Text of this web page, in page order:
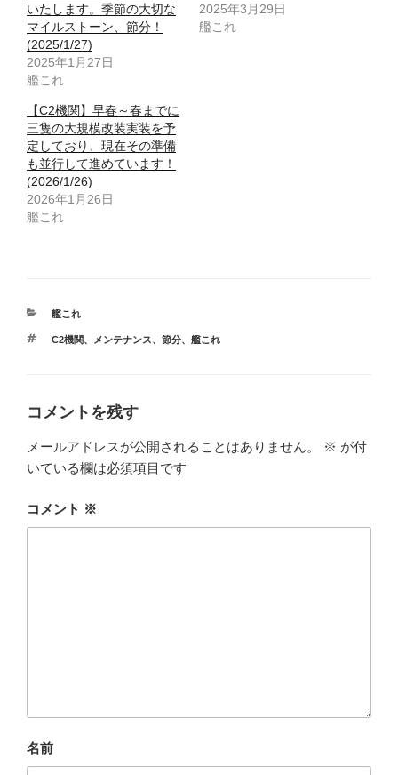
いたします。季節の大切な
マイルストーン、節分！
(2025/1/27)
2025年1月27日
艦これ
2025年3月29日
艦これ
【C2機関】早春～春までに
三隻の大規模改装実装を予
定しており、現在その準備
も並行して進めています！
(2026/1/26)
2026年1月26日
艦これ
カ
ゴ
艦これ
タ
C2機関、 メンテナンス、 節分、 艦これ
コメントを残す
メールアドレスが公開されることはありません。 ※ が付
いている欄は必須項目です
コメント ※
名前